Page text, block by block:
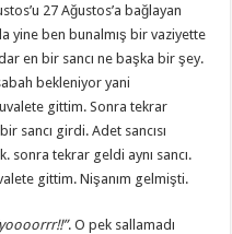
27 Ağustos’a bağlayan
yine ben bunalmış bir vaziyette
en bir sancı ne başka bir şey.
bekleniyor yani
gittim. Sonra tekrar
sancı girdi. Adet sancısı
tekrar geldi aynı sancı.
gittim. Nişanım gelmişti.
. O pek sallamadı